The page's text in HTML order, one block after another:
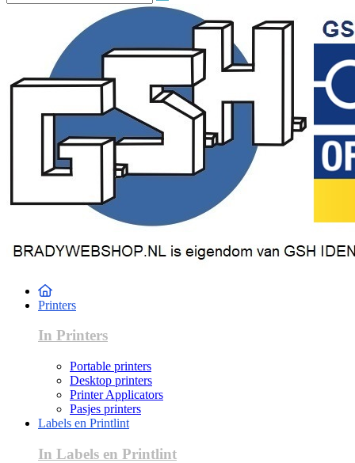
Printers
In Printers
Portable printers
Desktop printers
Printer Applicators
Pasjes printers
Labels en Printlint
In Labels en Printlint